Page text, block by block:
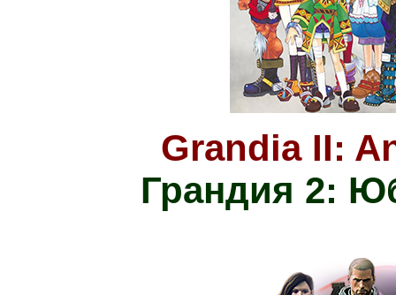
Grandia II:
Грандия 2: